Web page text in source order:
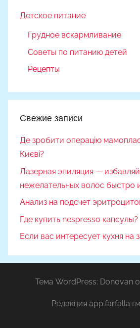
Детское питание
Грудное вскармливание
Советы по питанию детей
Рецепты
Свежие записи
Де зробити операцію
Києві?
Лазерная эпиляция —
нежелательных волос быстро
Анализ на подсчет
Где купить nespresso капсулы?
Если вас интересует кухня на
Тема WordPress: Donovan
Редакция app.farfalla